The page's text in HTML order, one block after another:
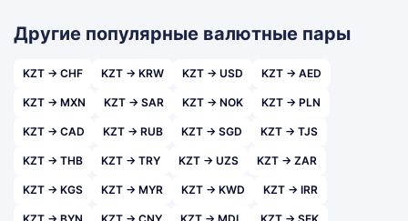
Другие популярные валютные пары
KZT → CHF KZT → KRW KZT → USD KZT → AED
KZT → MXN KZT → SAR KZT → NOK KZT → PLN
KZT → CAD KZT → RUB KZT → SGD KZT → TJS
KZT → THB KZT → TRY KZT → UZS KZT → ZAR
KZT → KGS KZT → MYR KZT → KWD KZT → IRR